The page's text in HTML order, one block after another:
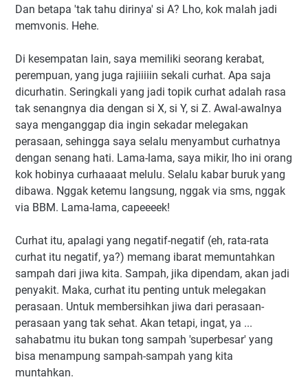
Dan betapa 'tak tahu dirinya' si A? Lho, kok malah jadi
memvonis. Hehe.
Di kesempatan lain, saya memiliki seorang kerabat,
perempuan, yang juga rajiiiiin sekali curhat. Apa saja
dicurhatin. Seringkali yang jadi topik curhat adalah rasa
tak senangnya dia dengan si X, si Y, si Z. Awal-awalnya
saya menganggap dia ingin sekadar melegakan
perasaan, sehingga saya selalu menyambut curhatnya
dengan senang hati. Lama-lama, saya mikir, lho ini orang
kok hobinya curhaaaat melulu. Selalu kabar buruk yang
dibawa. Nggak ketemu langsung, nggak via sms, nggak
via BBM. Lama-lama, capeeeek!
Curhat itu, apalagi yang negatif-negatif (eh, rata-rata
curhat itu negatif, ya?) memang ibarat memuntahkan
sampah dari jiwa kita. Sampah, jika dipendam, akan jadi
penyakit. Maka, curhat itu penting untuk melegakan
perasaan. Untuk membersihkan jiwa dari perasaan-
perasaan yang tak sehat. Akan tetapi, ingat, ya ...
sahabatmu itu bukan tong sampah 'superbesar' yang
bisa menampung sampah-sampah yang kita
muntahkan.